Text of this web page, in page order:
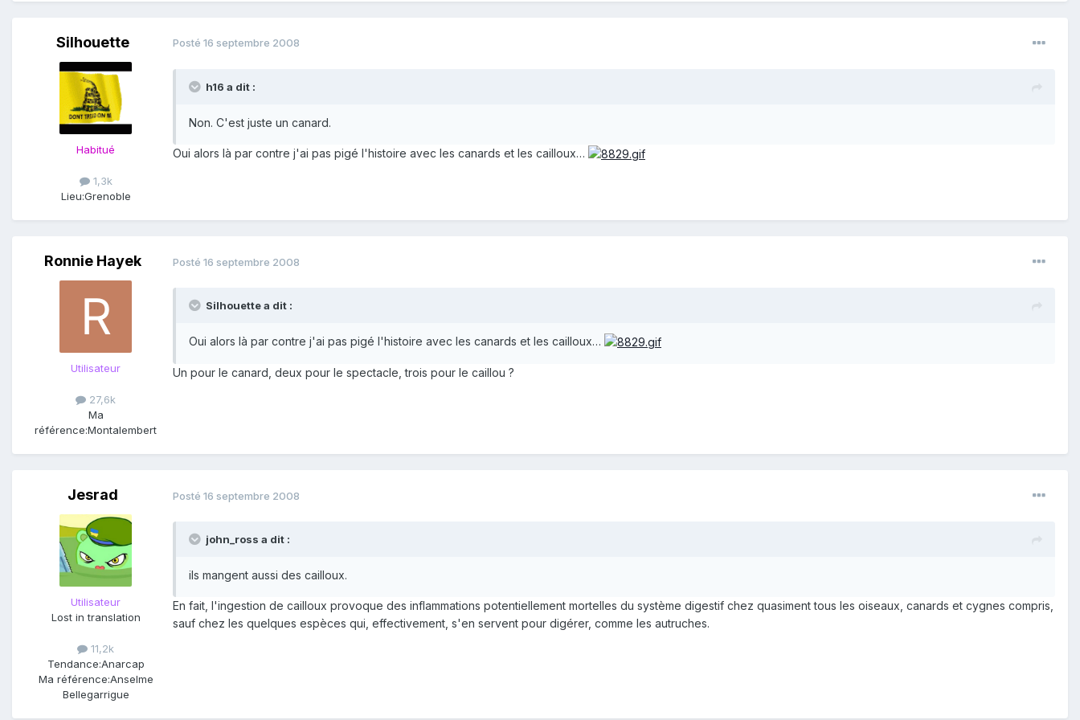
Silhouette
Habitué
1,3k
Lieu:Grenoble
Posté 16 septembre 2008
h16 a dit :
Non. C'est juste un canard.
Oui alors là par contre j'ai pas pigé l'histoire avec les canards et les cailloux…
Ronnie Hayek
Utilisateur
27,6k
Ma
référence:Montalembert
Posté 16 septembre 2008
Silhouette a dit :
Oui alors là par contre j'ai pas pigé l'histoire avec les canards et les cailloux…
Un pour le canard, deux pour le spectacle, trois pour le caillou ?
Jesrad
Utilisateur
Lost in translation
11,2k
Tendance:Anarcap
Ma référence:Anselme
Bellegarrigue
Posté 16 septembre 2008
john_ross a dit :
ils mangent aussi des cailloux.
En fait, l'ingestion de cailloux provoque des inflammations potentiellement mortelles du système digestif chez quasiment tous les oiseaux, canards et cygnes compris,
sauf chez les quelques espèces qui, effectivement, s'en servent pour digérer, comme les autruches.